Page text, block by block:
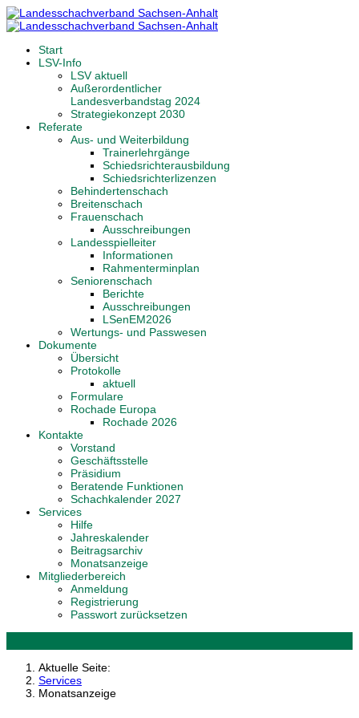
Start
LSV-Info
LSV aktuell
Außerordentlicher
Landesverbandstag 2024
Strategiekonzept 2030
Referate
Aus- und Weiterbildung
Trainerlehrgänge
Schiedsrichterausbildung
Schiedsrichterlizenzen
Behindertenschach
Breitenschach
Frauenschach
Ausschreibungen
Landesspielleiter
Informationen
Rahmenterminplan
Seniorenschach
Berichte
Ausschreibungen
LSenEM2026
Wertungs- und Passwesen
Dokumente
Übersicht
Protokolle
aktuell
Formulare
Rochade Europa
Rochade 2026
Kontakte
Vorstand
Geschäftsstelle
Präsidium
Beratende Funktionen
Schachkalender 2027
Services
Hilfe
Jahreskalender
Beitragsarchiv
Monatsanzeige
Mitgliederbereich
Anmeldung
Registrierung
Passwort zurücksetzen
Aktuelle Seite:
Services
Monatsanzeige